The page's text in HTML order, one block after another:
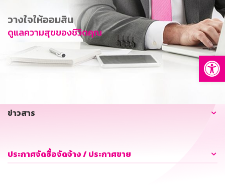
การพัฒนาที่ยั่งยืน
ข่าวสาร
บริการทางการเงิน
อื่นๆ
วางใจให้ออมสิน
ดูแลความสุขของชีวิตคุณ
ข่าวสาร
ประกาศจัดซื้อจัดจ้าง / ประกาศขาย